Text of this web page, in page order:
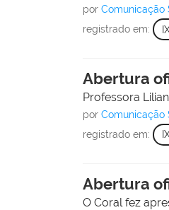
porComunicação
registrado em:
Abertura
Professora
porComunicação
registrado em:
Abertura
O Coral fez